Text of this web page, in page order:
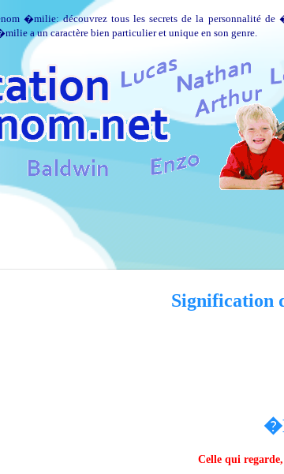
�milie: découvrez tous les secrets de la personnalité de
a un caractère bien particulier et unique en son genre.
Signification
Celle qui